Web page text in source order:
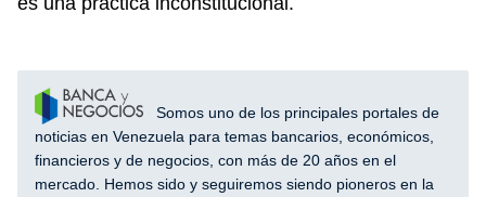
Somos uno de los principales portales de
noticias en Venezuela para temas bancarios, económicos,
financieros y de negocios, con más de 20 años en el
mercado. Hemos sido y seguiremos siendo pioneros en la